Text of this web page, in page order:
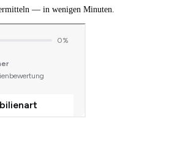
— in wenigen Minuten.